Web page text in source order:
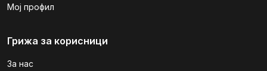
Мој профил
Грижа за корисници
За нас